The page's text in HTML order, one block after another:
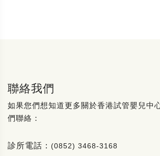
聯絡我們
如果您們想知道更多關於香港試管嬰兒中
們聯絡：
診所電話： (0852) 3468-3168